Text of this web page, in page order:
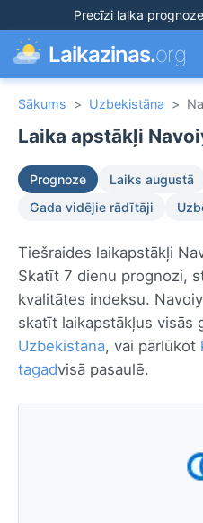
Precīzi laika
Laikazinas.org
Sākums > Uzbekistāna >
Laika apstākļi
Prognoze Laiks augustā
Gada vidējie rādītāji
Tiešraides laikapstākļi
Skatīt 7 dienu prognozi,
kvalitātes indeksu.
skatīt laikapstākļus visās
Uzbekistāna, vai pārlūkot
tagadvisā pasaulē.